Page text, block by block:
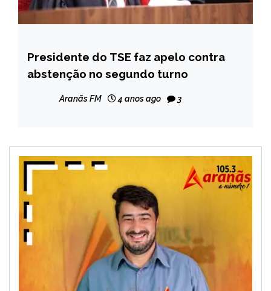
BRASIL
NOTÍCIAS
Presidente do TSE faz apelo contra
abstenção no segundo turno
Aranãs FM 4 anos ago 3